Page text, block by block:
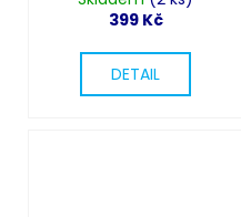
399 Kč
DETAIL